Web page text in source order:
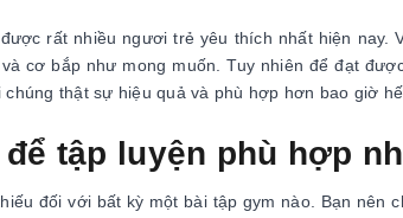
rất nhiều ngươi trẻ yêu thích nhất hiện nay.
cơ bắp như mong muốn. Tuy nhiên để đạt
thật sự hiệu quả và phù hợp hơn bao giờ
tập luyện phù hợp
đối với bất kỳ một bài tập gym nào. Bạn nên